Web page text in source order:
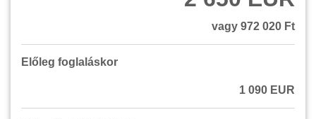
vagy 972 020 Ft
Előleg foglaláskor
1 090 EUR